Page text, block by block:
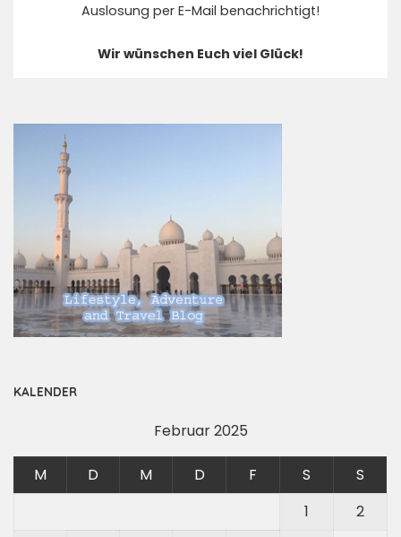
Auslosung per E-Mail benachrichtigt!
Wir wünschen Euch viel Glück!
KALENDER
Februar 2025
M D M D F S
S
1
2